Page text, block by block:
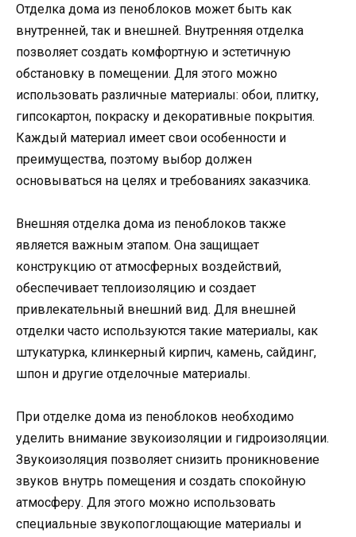
Отделка дома из пеноблоков может быть как
внутренней, так и внешней. Внутренняя отделка
позволяет создать комфортную и эстетичную
обстановку в помещении. Для этого можно
использовать различные материалы: обои, плитку,
гипсокартон, покраску и декоративные покрытия.
Каждый материал имеет свои особенности и
преимущества, поэтому выбор должен
основываться на целях и требованиях заказчика.
Внешняя отделка дома из пеноблоков также
является важным этапом. Она защищает
конструкцию от атмосферных воздействий,
обеспечивает теплоизоляцию и создает
привлекательный внешний вид. Для внешней
отделки часто используются такие материалы, как
штукатурка, клинкерный кирпич, камень, сайдинг,
шпон и другие отделочные материалы.
При отделке дома из пеноблоков необходимо
уделить внимание звукоизоляции и гидроизоляции.
Звукоизоляция позволяет снизить проникновение
звуков внутрь помещения и создать спокойную
атмосферу. Для этого можно использовать
специальные звукопоглощающие материалы и